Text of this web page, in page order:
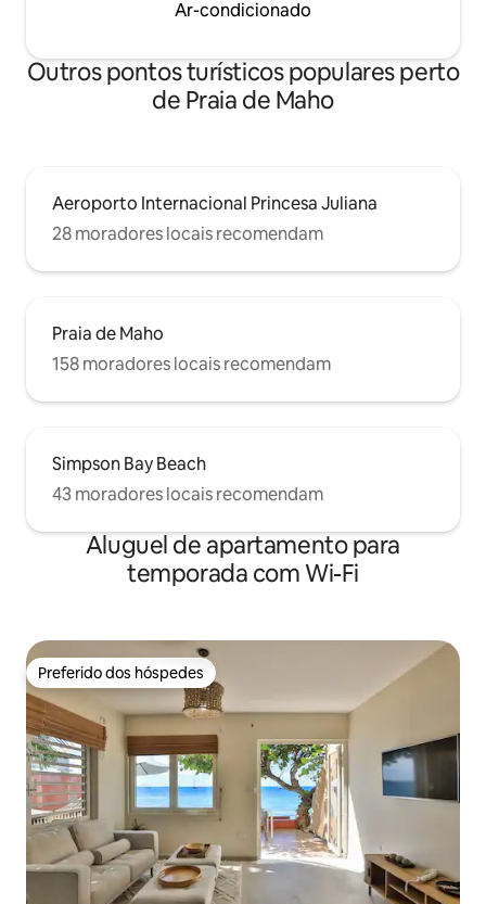
Ar-condicionado
Outros pontos turísticos populares perto
de Praia de Maho
Aeroporto Internacional Princesa Juliana
28 moradores locais recomendam
Praia de Maho
158 moradores locais recomendam
Simpson Bay Beach
43 moradores locais recomendam
Aluguel de apartamento para
temporada com Wi-Fi
Preferido dos hóspedes
Preferido dos hóspedes